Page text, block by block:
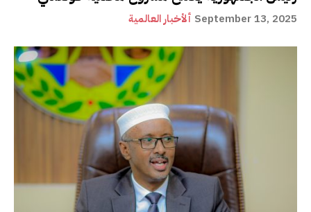
ألأخبار العالمية September 13, 2025